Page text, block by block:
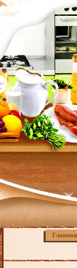
Главная